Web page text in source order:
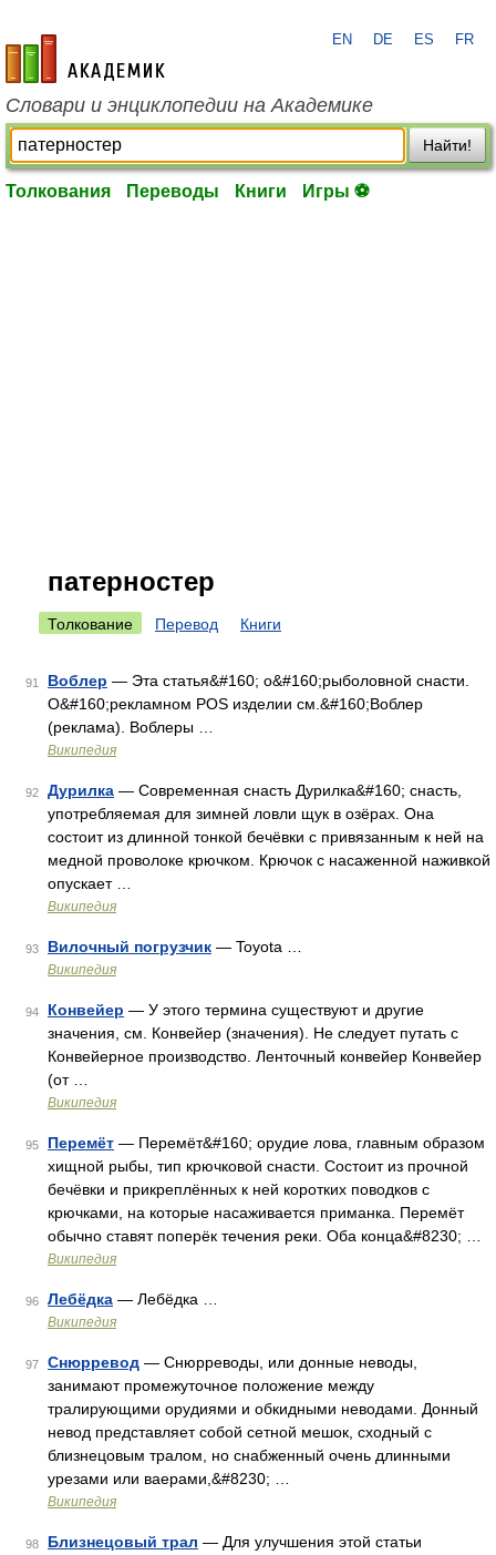
academic.ru
EN DE ES FR
Словари и энциклопедии на Академике
Найти!
Толкования Переводы Книги Игры ⚽
патерностер
Толкование Перевод Книги
91 Воблер — Эта статья&#160; о&#160;рыболовной снасти.
О&#160;рекламном POS изделии см.&#160;Воблер
(реклама). Воблеры …
Википедия
92 Дурилка — Современная снасть Дурилка&#160; снасть,
употребляемая для зимней ловли щук в озёрах. Она
состоит из длинной тонкой бечёвки с привязанным к ней на
медной проволоке крючком. Крючок с насаженной наживкой
опускает …
Википедия
93 Вилочный погрузчик — Toyota …
Википедия
94 Конвейер — У этого термина существуют и другие
значения, см. Конвейер (значения). Не следует путать с
Конвейерное производство. Ленточный конвейер Конвейер
(от …
Википедия
95 Перемёт — Перемёт&#160; орудие лова, главным образом
хищной рыбы, тип крючковой снасти. Состоит из прочной
бечёвки и прикреплённых к ней коротких поводков с
крючками, на которые насаживается приманка. Перемёт
обычно ставят поперёк течения реки. Оба конца&#8230; …
Википедия
96 Лебёдка — Лебёдка …
Википедия
97 Снюрревод — Снюрреводы, или донные неводы,
занимают промежуточное положение между
тралирующими орудиями и обкидными неводами. Донный
невод представляет собой сетной мешок, сходный с
близнецовым тралом, но снабженный очень длинными
урезами или ваерами,&#8230; …
Википедия
98 Близнецовый трал — Для улучшения этой статьи